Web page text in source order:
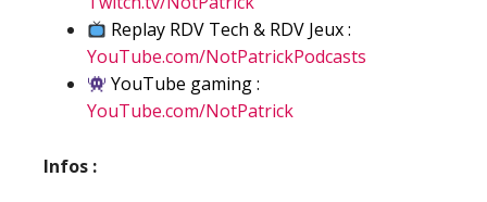
Replay RDV Tech & RDV Jeux :
YouTube.com/NotPatrickPodcasts
YouTube gaming :
YouTube.com/NotPatrick
Infos :